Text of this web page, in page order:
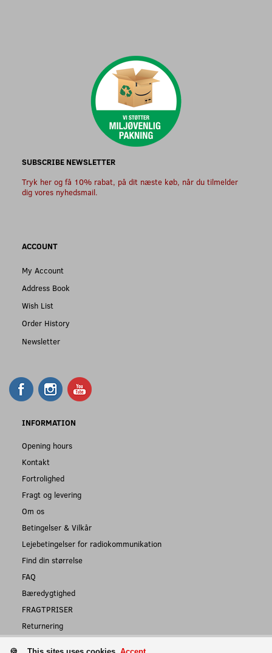
SUBSCRIBE NEWSLETTER
Tryk her og få 10% rabat, på dit næste køb, når du tilmelder
dig vores nyhedsmail.
ACCOUNT
My Account
Address Book
Wish List
Order History
Newsletter
INFORMATION
Opening hours
Kontakt
Fortrolighed
Fragt og levering
Om os
Betingelser & Vilkår
Lejebetingelser for radiokommunikation
Find din størrelse
FAQ
Bæredygtighed
FRAGTPRISER
Returnering